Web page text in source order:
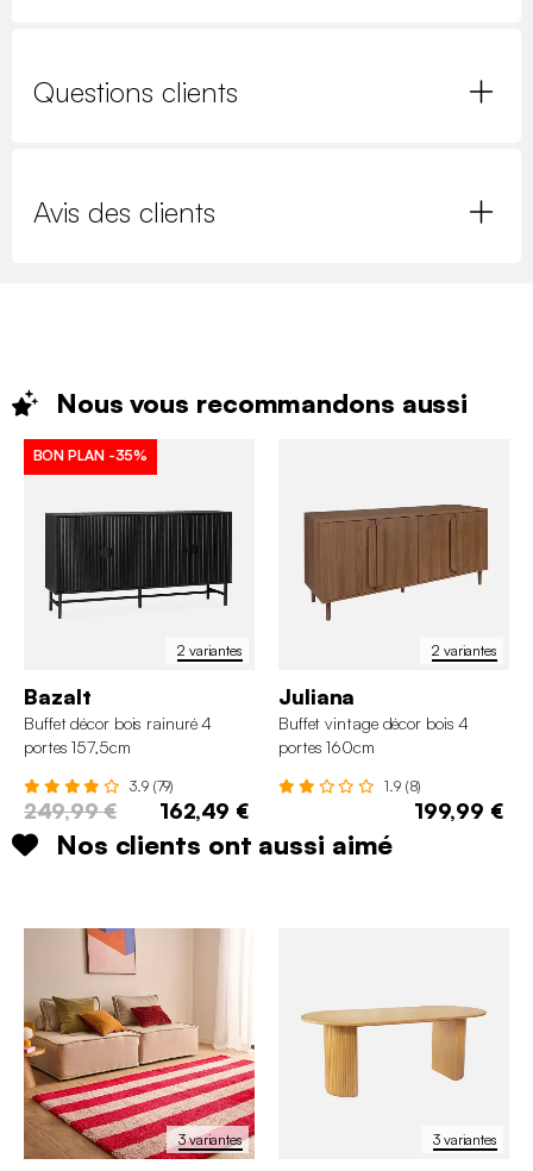
Questions clients
Avis des clients
Nous vous recommandons aussi
2 variantes
BON PLAN -35%
Bazalt
Buffet décor bois rainuré 4
portes 157,5cm
3.9 (79)
249,99 € 162,49 €
2 variantes
Juliana
Buffet vintage décor bois 4
portes 160cm
1.9 (8)
199,99 €
Nos clients ont aussi aimé
3 variantes 3 variantes